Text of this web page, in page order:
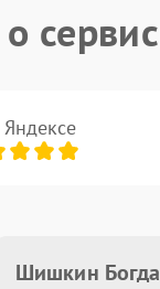
Шишкин